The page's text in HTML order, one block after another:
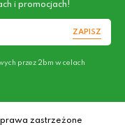
i promocjach!
ZAPISZ
przez 2bm w celach
zastrzeżone